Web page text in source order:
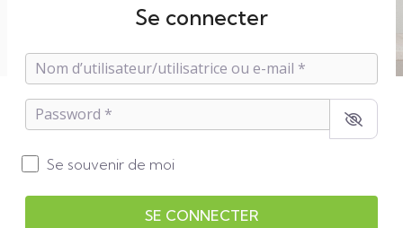
Se connecter
Nom d’utilisateur/utilisatrice ou e-mail*
Password*
Se souvenir de moi
SE CONNECTER